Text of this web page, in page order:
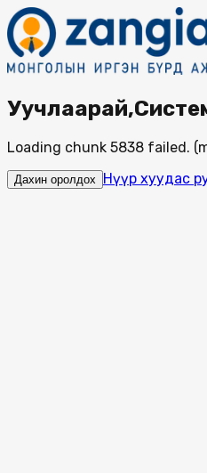
Loading chunk 5838 failed.
Дахин оролдох Нүүр хуудас